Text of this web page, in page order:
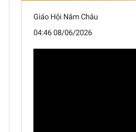
Giáo Hội Năm Châu
04:46 08/06/2026